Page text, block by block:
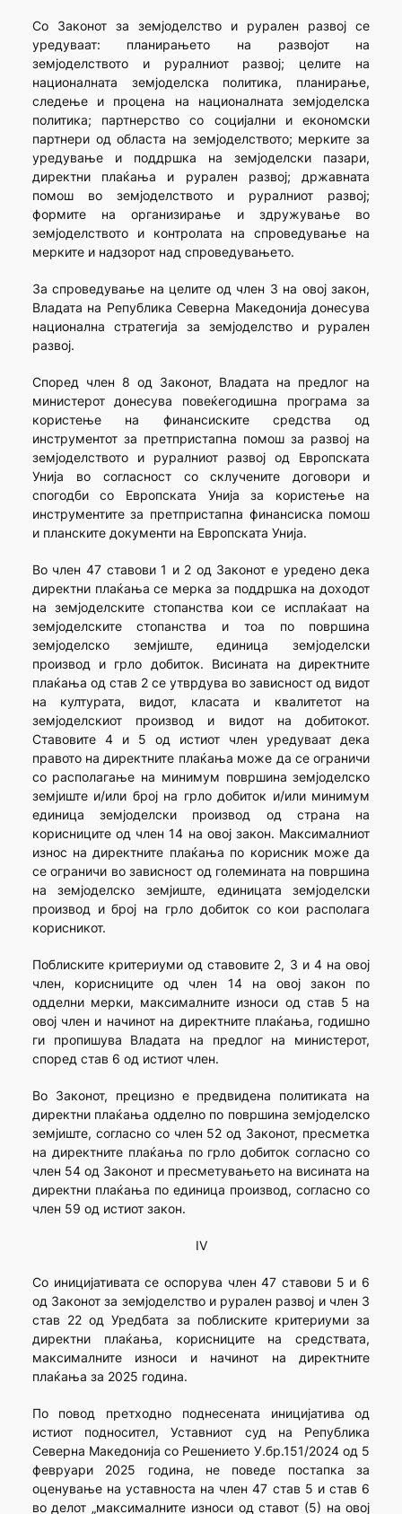
Со Законот за земјоделство и рурален развој се
уредуваат: планирањето на развојот на
земјоделството и руралниот развој; целите на
националната земјоделска политика, планирање,
следење и процена на националната земјоделска
политика; партнерство со социјални и економски
партнери од областа на земјоделството; мерките за
уредување и поддршка на земјоделски пазари,
директни плаќања и рурален развој; државната
помош во земјоделството и руралниот развој;
формите на организирање и здружување во
земјоделството и контролата на спроведување на
мерките и надзорот над спроведувањето.
За спроведување на целите од член 3 на овој закон,
Владата на Република Северна Македонија донесува
национална стратегија за земјоделство и рурален
развој.
Според член 8 од Законот, Владата на предлог на
министерот донесува повеќегодишна програма за
користење на финансиските средства од
инструментот за претпристапна помош за развој на
земјоделството и руралниот развој од Европската
Унија во согласност со склучените договори и
спогодби со Европската Унија за користење на
инструментите за претпристапна финансиска помош
и планските документи на Европската Унија.
Во член 47 ставови 1 и 2 од Законот е уредено дека
директни плаќања се мерка за поддршка на доходот
на земјоделските стопанства кои се исплаќаат на
земјоделските стопанства и тоа по површина
земјоделско земјиште, единица земјоделски
производ и грло добиток. Висината на директните
плаќања од став 2 се утврдува во зависност од видот
на културата, видот, класата и квалитетот на
земјоделскиот производ и видот на добитокот.
Ставовите 4 и 5 од истиот член уредуваат дека
правото на директните плаќања може да се ограничи
со располагање на минимум површина земјоделско
земјиште и/или број на грло добиток и/или минимум
единица земјоделски производ од страна на
корисниците од член 14 на овој закон. Максималниот
износ на директните плаќања по корисник може да
се ограничи во зависност од големината на површина
на земјоделско земјиште, единицата земјоделски
производ и број на грло добиток со кои располага
корисникот.
Поблиските критериуми од ставовите 2, 3 и 4 на овој
член, корисниците од член 14 на овој закон по
одделни мерки, максималните износи од став 5 на
овој член и начинот на директните плаќања, годишно
ги пропишува Владата на предлог на министерот,
според став 6 од истиот член.
Во Законот, прецизно е предвидена политиката на
директни плаќања одделно по површина земјоделско
земјиште, согласно со член 52 од Законот, пресметка
на директните плаќања по грло добиток согласно со
член 54 од Законот и пресметувањето на висината на
директни плаќања по единица производ, согласно со
член 59 од истиот закон.
IV
Со иницијативата се оспорува член 47 ставови 5 и 6
од Законот за земјоделство и рурален развој и член 3
став 22 од Уредбата за поблиските критериуми за
директни плаќања, корисниците на средствата,
максималните износи и начинот на директните
плаќања за 2025 година.
По повод претходно поднесената иницијатива од
истиот подносител, Уставниот суд на Република
Северна Македонија со Решението У.бр.151/2024 од 5
февруари 2025 година, не поведе постапка за
оценување на уставноста на член 47 став 5 и став 6
во делот „максималните износи од ставот (5) на овој